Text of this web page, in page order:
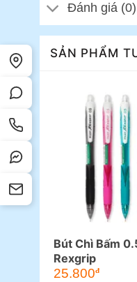
Đánh giá (0)
SẢN PHẨM
Bút Chì Bấm
Rexgrip
25.800đ